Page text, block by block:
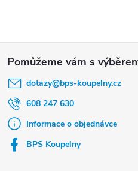
dotazy@bps-koupelny.cz
608 247 630
Informace o objednávce
BPS Koupelny